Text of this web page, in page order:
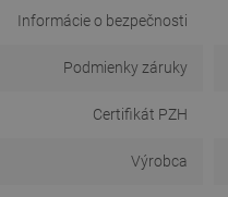
Informácie o bezpečnosti
Podmienky záruky
Certifikát PZH
Výrobca